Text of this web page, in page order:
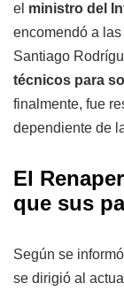
el ministro del
encomendó a
Santiago
técnicos para
finalmente, fue
dependiente de
El
que sus
Según se
se dirigió al